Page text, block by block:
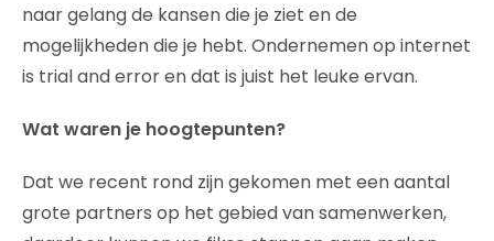
naar gelang de kansen die je ziet en de
mogelijkheden die je hebt. Ondernemen op internet
is trial and error en dat is juist het leuke ervan.
Wat waren je hoogtepunten?
Dat we recent rond zijn gekomen met een aantal
grote partners op het gebied van samenwerken,